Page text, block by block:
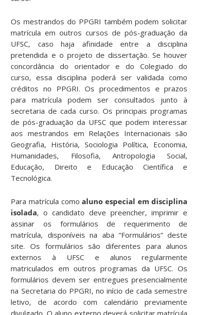
Os mestrandos do PPGRI também podem solicitar
matrícula em outros cursos de pós-graduação da
UFSC, caso haja afinidade entre a disciplina
pretendida e o projeto de dissertação. Se houver
concordância do orientador e do Colegiado do
curso, essa disciplina poderá ser validada como
créditos no PPGRI. Os procedimentos e prazos
para matrícula podem ser consultados junto à
secretaria de cada curso. Os principais programas
de pós-graduação da UFSC que podem interessar
aos mestrandos em Relações Internacionais são
Geografia, História, Sociologia Política, Economia,
Humanidades, Filosofia, Antropologia Social,
Educação, Direito e Educação Científica e
Tecnológica.
Para matrícula como aluno especial em disciplina
isolada, o candidato deve preencher, imprimir e
assinar os formulários de requerimento de
matrícula, disponíveis na aba “Formulários” deste
site. Os formulários são diferentes para alunos
externos à UFSC e alunos regularmente
matriculados em outros programas da UFSC. Os
formulários devem ser entregues presencialmente
na Secretaria do PPGRI, no início de cada semestre
letivo, de acordo com calendário previamente
divulgado. O aluno externo deverá solicitar matrícula